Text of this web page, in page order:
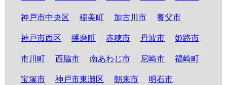
神戸市中央区 稲美町 加古川市 養父市
神戸市西区 播磨町 赤穂市 丹波市 姫路市
市川町 西脇市 南あわじ市 尼崎市 福崎町
宝塚市 神戸市東灘区 朝来市 明石市